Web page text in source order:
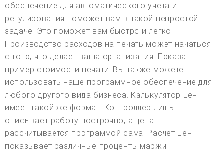
обеспечение для автоматического учета и
регулирования поможет вам в такой непростой
задаче! Это поможет вам быстро и легко!
Производство расходов на печать может начаться
с того, что делает ваша организация. Показан
пример стоимости печати. Вы также можете
использовать наше программное обеспечение для
любого другого вида бизнеса. Калькулятор цен
имеет такой же формат. Контроллер лишь
описывает работу построчно, а цена
рассчитывается программой сама. Расчет цен
показывает различные проценты маржи